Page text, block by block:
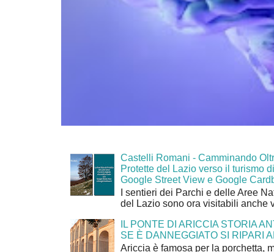
Castelli Romani - Camminando
Protette del Lazio verso il turismo
Google Street View e Google
I sentieri dei Parchi e delle Aree
del Lazio sono ora visitabili anche
IL PONTE DI ARICCIA STORIA
SE È DANNEGGIATO SI RIPARI
Ariccia è famosa per la porchetta,